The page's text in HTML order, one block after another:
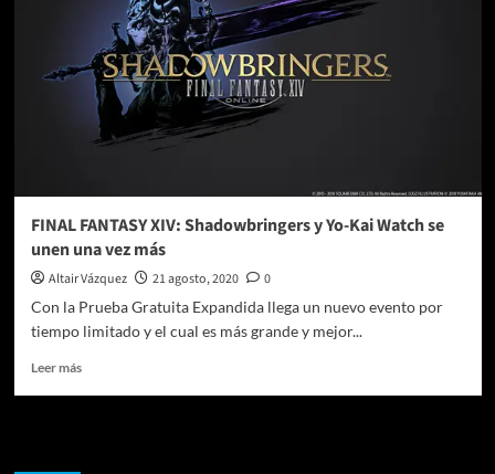
Love
Beirut”
FINAL FANTASY XIV: Shadowbringers y Yo-Kai Watch se
unen una vez más
Altair Vázquez 21 agosto, 2020
0
Con la Prueba Gratuita Expandida llega un nuevo evento por
tiempo limitado y el cual es más grande y mejor...
Leer másLeer
XIV: